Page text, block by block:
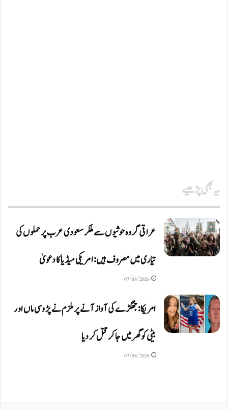
یہ بھی پڑھیے
عراقی گروہ حوثیوں سے ملکر سعودی عرب پر حملوں کی
تیاری میں مصروف ہیں: امریکی میڈیا کا دعویٰ
07/08/2026
امریکا: جھگڑے کی آواز آنے پر ملزم نے پڑوسی ماں اور
بیٹی کو گھر میں جا کر قتل کر دیا
07/08/2026